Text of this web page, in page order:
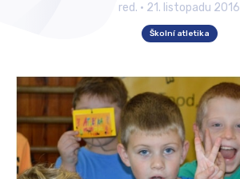
red. • 21. listopadu 2016
Školní atletika